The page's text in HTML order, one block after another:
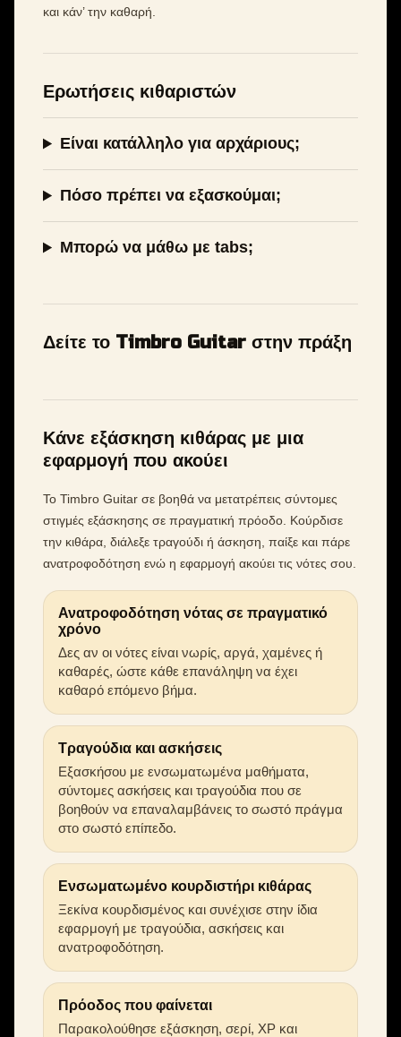
και κάν’ την καθαρή.
Ερωτήσεις κιθαριστών
Είναι κατάλληλο για αρχάριους;
Πόσο πρέπει να εξασκούμαι;
Μπορώ να μάθω με tabs;
Δείτε το Timbro Guitar στην πράξη
Κάνε εξάσκηση κιθάρας με μια
εφαρμογή που ακούει
Το Timbro Guitar σε βοηθά να μετατρέπεις σύντομες
στιγμές εξάσκησης σε πραγματική πρόοδο. Κούρδισε
την κιθάρα, διάλεξε τραγούδι ή άσκηση, παίξε και πάρε
ανατροφοδότηση ενώ η εφαρμογή ακούει τις νότες σου.
Ανατροφοδότηση νότας σε πραγματικό
χρόνο
Δες αν οι νότες είναι νωρίς, αργά, χαμένες ή
καθαρές, ώστε κάθε επανάληψη να έχει
καθαρό επόμενο βήμα.
Τραγούδια και ασκήσεις
Εξασκήσου με ενσωματωμένα μαθήματα,
σύντομες ασκήσεις και τραγούδια που σε
βοηθούν να επαναλαμβάνεις το σωστό πράγμα
στο σωστό επίπεδο.
Ενσωματωμένο κουρδιστήρι κιθάρας
Ξεκίνα κουρδισμένος και συνέχισε στην ίδια
εφαρμογή με τραγούδια, ασκήσεις και
ανατροφοδότηση.
Πρόοδος που φαίνεται
Παρακολούθησε εξάσκηση, σερί, XP και